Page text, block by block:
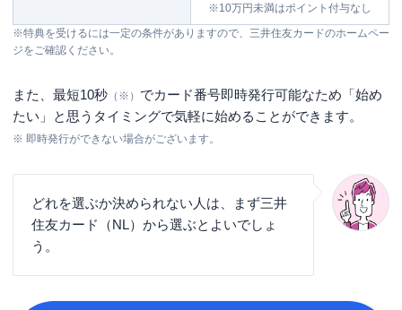
※10万円未満はポイント付与なし
※特典を受けるには一定の条件がありますので、三井住友カードのホームペー
ジをご確認ください。
また、最短10秒 （※） でカード番号即時発行可能なため「始め
たい」と思うタイミングで気軽に始めることができます。
※ 即時発行ができない場合がございます。
どれを選ぶか決められない人は、まず三井
住友カード（NL）から選ぶとよいでしょ
う。